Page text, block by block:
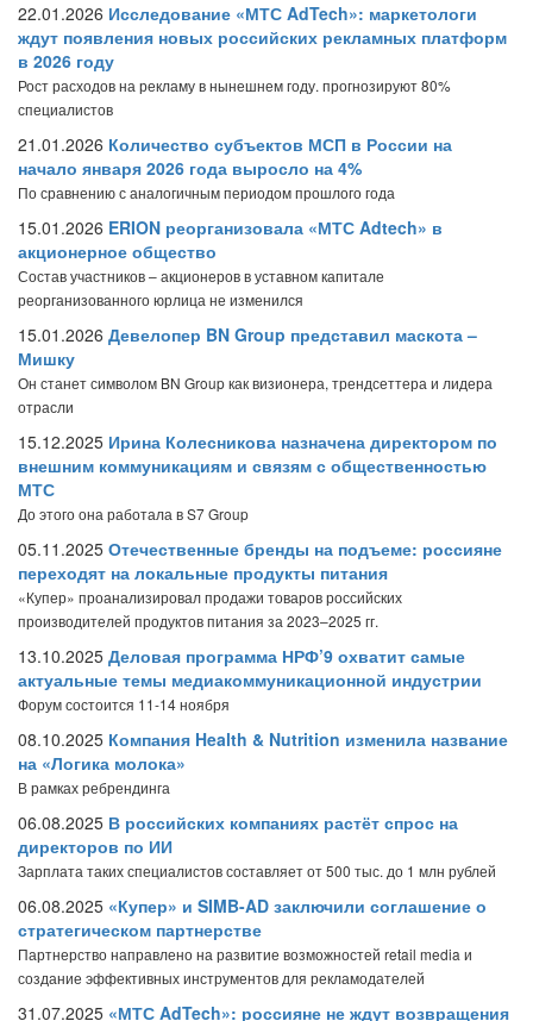
22.01.2026 Исследование «МТС AdTech»: маркетологи
ждут появления новых российских рекламных платформ
в 2026 году
Рост расходов на рекламу в нынешнем году. прогнозируют 80%
специалистов
21.01.2026 Количество субъектов МСП в России на
начало января 2026 года выросло на 4%
По сравнению с аналогичным периодом прошлого года
15.01.2026 ERION реорганизовала «МТС Adtech» в
акционерное общество
Состав участников – акционеров в уставном капитале
реорганизованного юрлица не изменился
15.01.2026 Девелопер BN Group представил маскота –
Мишку
Он станет символом BN Group как визионера, трендсеттера и лидера
отрасли
15.12.2025 Ирина Колесникова назначена директором по
внешним коммуникациям и связям с общественностью
МТС
До этого она работала в S7 Group
05.11.2025 Отечественные бренды на подъеме: россияне
переходят на локальные продукты питания
«Купер» проанализировал продажи товаров российских
производителей продуктов питания за 2023–2025 гг.
13.10.2025 Деловая программа НРФ’9 охватит самые
актуальные темы медиакоммуникационной индустрии
Форум состоится 11-14 ноября
08.10.2025 Компания Health & Nutrition изменила название
на «Логика молока»
В рамках ребрендинга
06.08.2025 В российских компаниях растёт спрос на
директоров по ИИ
Зарплата таких специалистов составляет от 500 тыс. до 1 млн рублей
06.08.2025 «Купер» и SIMB-AD заключили соглашение о
стратегическом партнерстве
Партнерство направлено на развитие возможностей retail media и
создание эффективных инструментов для рекламодателей
31.07.2025 «МТС AdTech»: россияне не ждут возвращения